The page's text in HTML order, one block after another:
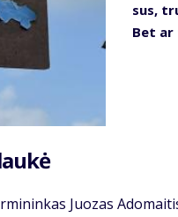
sus,
Bet ar
Juo­zas